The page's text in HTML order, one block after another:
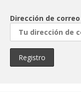
Dirección de